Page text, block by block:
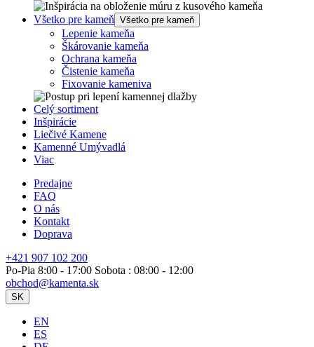
Všetko pre kameň Všetko pre kameň
Lepenie kameňa
Škárovanie kameňa
Ochrana kameňa
Čistenie kameňa
Fixovanie kameniva
Celý sortiment
Inšpirácie
Liečivé Kamene
Kamenné Umývadlá
Viac
Predajne
FAQ
O nás
Kontakt
Doprava
+421 907 102 200
Po-Pia 8:00 - 17:00 Sobota : 08:00 - 12:00
obchod@kamenta.sk
SK
EN
ES